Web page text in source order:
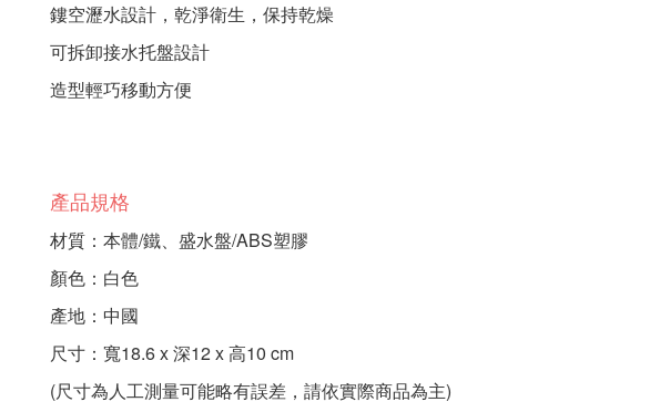
鏤空瀝水設計，乾淨衛生，保持乾燥
可拆卸接水托盤設計
造型輕巧移動方便
產品規格
材質：本體/鐵、盛水盤/ABS塑膠
顏色：白色
產地：中國
尺寸：寬18.6 x 深12 x 高10 cm
(尺寸為人工測量可能略有誤差，請依實際商品為主)